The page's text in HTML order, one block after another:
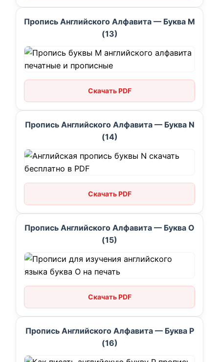
Пропись Английского Алфавита — Буква M
(13)
Скачать PDF
Пропись Английского Алфавита — Буква N
(14)
Скачать PDF
Пропись Английского Алфавита — Буква O
(15)
Скачать PDF
Пропись Английского Алфавита — Буква P
(16)